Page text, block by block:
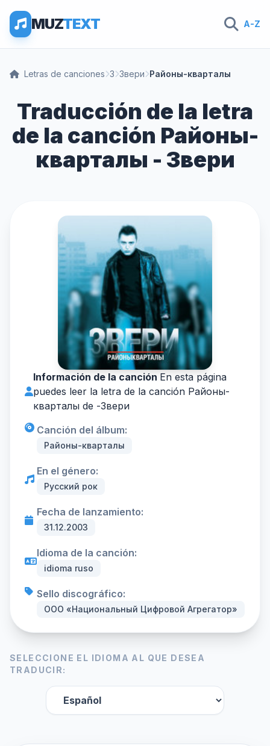
MUZTEXT A-Z
Letras de canciones З Звери Районы-кварталы
Traducción de la letra
de la canción Районы-
кварталы - Звери
Información de la canción En esta página
puedes leer la letra de la canción Районы-
кварталы de -Звери
Canción del álbum:
Районы-кварталы
En el género:
Русский рок
Fecha de lanzamiento:
31.12.2003
Idioma de la canción:
idioma ruso
Sello discográfico:
ООО «Национальный Цифровой Агрегатор»
SELECCIONE EL IDIOMA AL QUE DESEA
TRADUCIR: